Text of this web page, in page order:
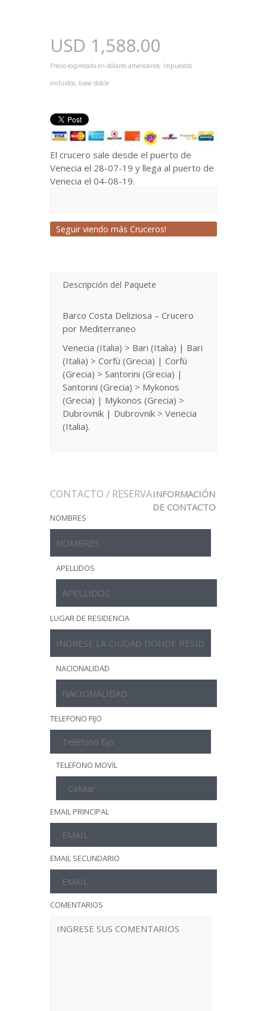
USD 1,588.00
Precio expresado en dólares americanos. Impuestos
incluidos, base doble
El crucero sale desde el puerto de
Venecia el 28-07-19 y llega al puerto de
Venecia el 04-08-19.
Seguir viendo más Cruceros!
Descripción del Paquete
Barco Costa Deliziosa – Crucero
por Mediterraneo
Venecia (Italia) > Bari (Italia) | Bari
(Italia) > Corfù (Grecia) | Corfù
(Grecia) > Santorini (Grecia) |
Santorini (Grecia) > Mykonos
(Grecia) | Mykonos (Grecia) >
Dubrovnik | Dubrovnik > Venecia
(Italia).
CONTACTO / RESERVAINFORMACIÓN
DE CONTACTO
NOMBRES
APELLIDOS
LUGAR DE RESIDENCIA
NACIONALIDAD
TELEFONO FIJO
TELEFONO MOVIL
EMAIL PRINCIPAL
EMAIL SECUNDARIO
COMENTARIOS